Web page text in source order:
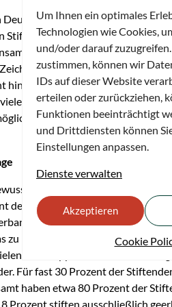
Um Ihnen ein optimales
Technologien wie Cookies,
und/oder darauf
zustimmen, können wir
IDs auf dieser Website
erteilen oder zurückziehen,
Funktionen beeinträchtigt
und Drittdiensten können
Einstellungen anpassen.
Dienste verwalten
Akzeptieren
Cookie
sind etwa zwei Drittel
Die Beweggründe sind
mit ihren Mitteln zu einer
der Solidarität, die über
hinaus.
der geeignete Weg, da das
etwas Bleibendes zu
(rund 80 Prozent der
der befragten Stifter) – zu diesem
Deutscher Stiftungen von
bewegen (etwa 75 Prozent der
mit knapp 3 Prozent eine sehr
Für fast 30 Prozent der
haben etwa 80 Prozent der
Prozent stiften ausschließlich